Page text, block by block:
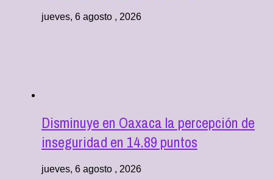
jueves, 6 agosto , 2026
Disminuye en Oaxaca la percepción de
inseguridad en 14.89 puntos
jueves, 6 agosto , 2026